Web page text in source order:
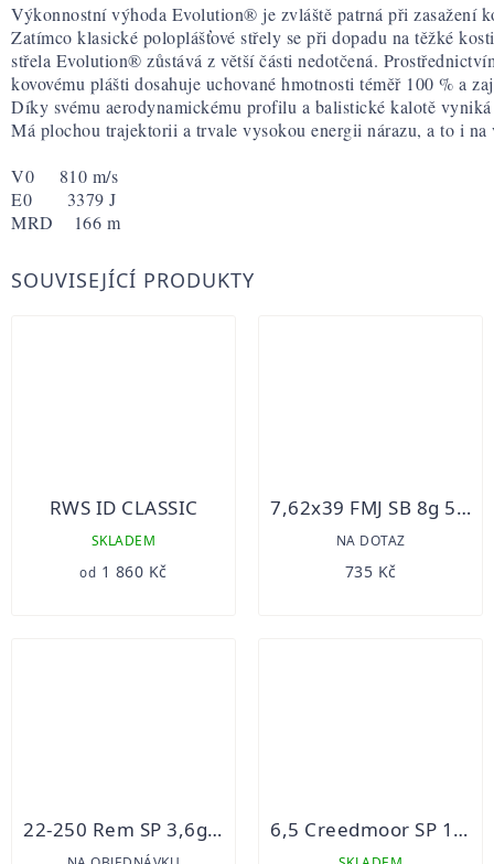
Výkonnostní výhoda Evolution® je zvláště patrná při zasažení
Zatímco klasické poloplášťové střely se při dopadu na těžké
střela Evolution® zůstává z větší části nedotčená.
kovovému plášti dosahuje uchované hmotnosti téměř 100 % a
Díky svému aerodynamickému profilu a balistické kalotě
Má plochou trajektorii a trvale vysokou energii nárazu, a to i na
V0     810 m/s
E0       3379 J
MRD    166 m
SOUVISEJÍCÍ PRODUKTY
RWS ID CLASSIC
SKLADEM
od 1 860 Kč
7,62x39 FMJ SB 8g 50ks
NA DOTAZ
735 Kč
22-250 Rem SP 3,6g S&B 20ks 6,5 Creedmoor SP 10,1g S&B 20ks